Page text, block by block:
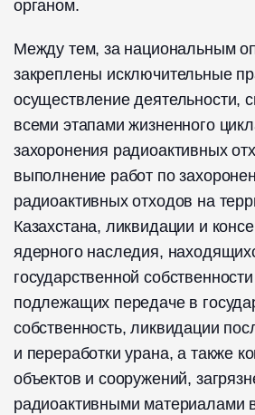
органом.
Между тем, за национальным
закреплены исключительные
осуществление деятельности,
всеми этапами жизненного
захоронения радиоактивных
выполнение работ по
радиоактивных отходов на
Казахстана, ликвидации и
ядерного наследия,
государственной
подлежащих передаче в
собственность, ликвидации
и переработки урана, а также
объектов и сооружений,
радиоактивными материалами